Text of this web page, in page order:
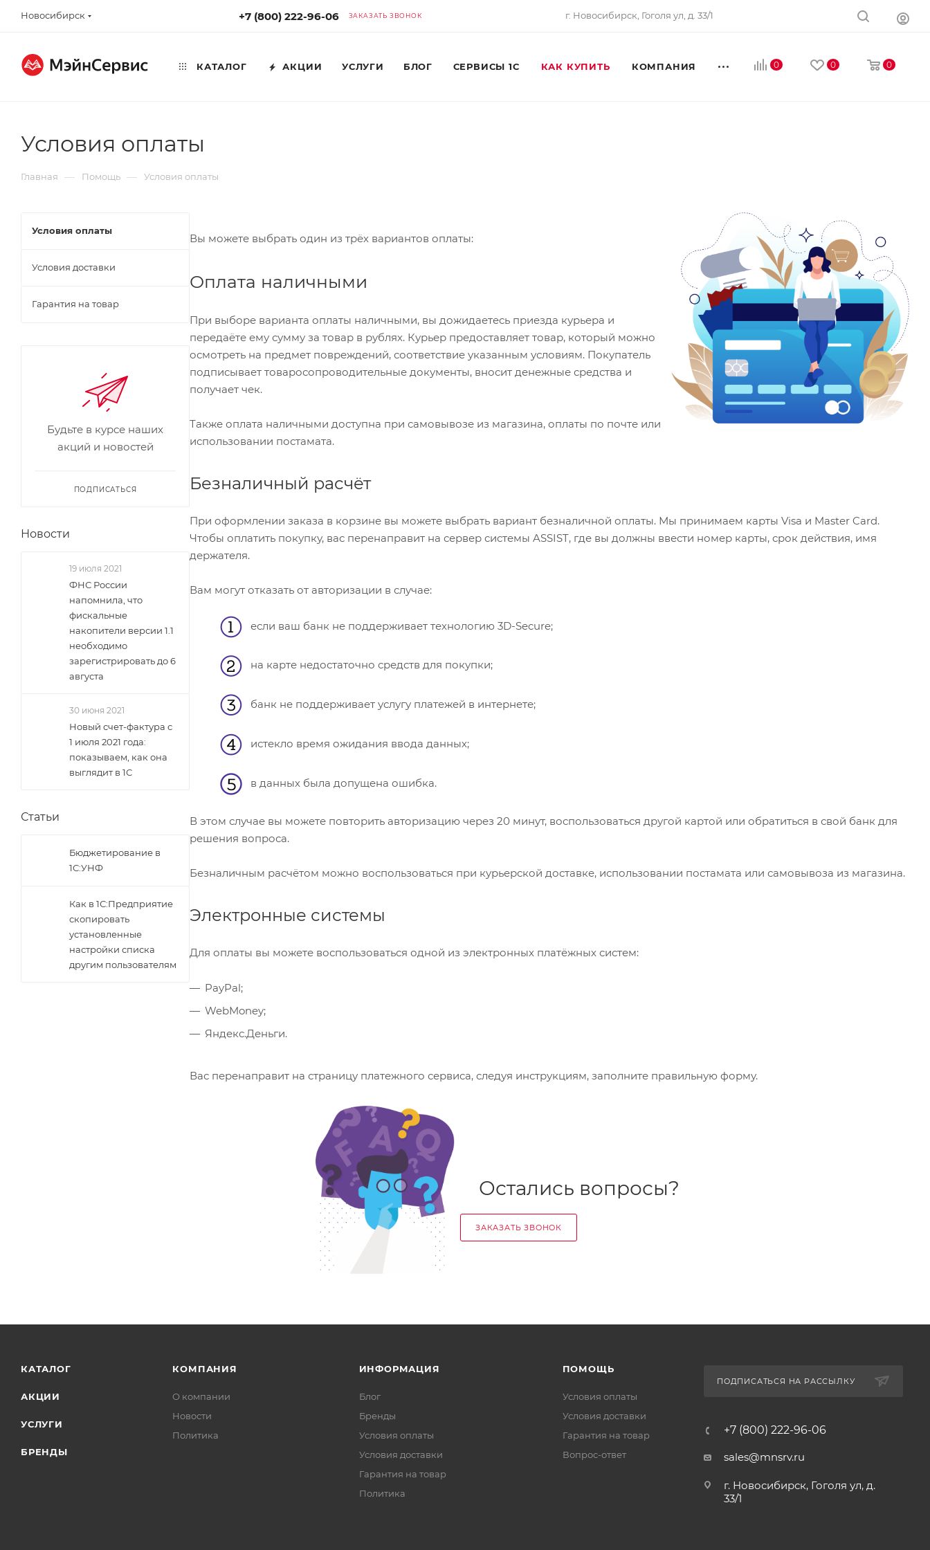
Новосибирск +7 (800) 222-96-06 ЗАКАЗАТЬ ЗВОНОК г. Новосибирск, Гоголя ул, д. 33/1
0 0 0
КАТАЛОГ АКЦИИ УСЛУГИ БЛОГ СЕРВИСЫ 1С КАК КУПИТЬ КОМПАНИЯ
Условия оплаты
Главная — Помощь — Условия оплаты
Вы можете выбрать один из трёх вариантов оплаты:
Оплата наличными
При выборе варианта оплаты наличными, вы дожидаетесь приезда курьера и
передаёте ему сумму за товар в рублях. Курьер предоставляет товар, который можно
осмотреть на предмет повреждений, соответствие указанным условиям. Покупатель
подписывает товаросопроводительные документы, вносит денежные средства и
получает чек.
Также оплата наличными доступна при самовывозе из магазина, оплаты по почте или
использовании постамата.
Безналичный расчёт
При оформлении заказа в корзине вы можете выбрать вариант безналичной оплаты. Мы принимаем карты Visa и Master Card.
Чтобы оплатить покупку, вас перенаправит на сервер системы ASSIST, где вы должны ввести номер карты, срок действия, имя
держателя.
Вам могут отказать от авторизации в случае:
если ваш банк не поддерживает технологию 3D-Secure;
на карте недостаточно средств для покупки;
банк не поддерживает услугу платежей в интернете;
истекло время ожидания ввода данных;
в данных была допущена ошибка.
В этом случае вы можете повторить авторизацию через 20 минут, воспользоваться другой картой или обратиться в свой банк для
решения вопроса.
Безналичным расчётом можно воспользоваться при курьерской доставке, использовании постамата или самовывоза из магазина.
Электронные системы
Для оплаты вы можете воспользоваться одной из электронных платёжных систем:
PayPal;
WebMoney;
Яндекс.Деньги.
Вас перенаправит на страницу платежного сервиса, следуя инструкциям, заполните правильную форму.
Остались вопросы?
ЗАКАЗАТЬ ЗВОНОК
Условия оплаты
Условия доставки
Гарантия на товар
Будьте в курсе наших
акций и новостей
ПОДПИСАТЬСЯ
Новости
19 июля 2021
ФНС России
напомнила, что
фискальные
накопители версии 1.1
необходимо
зарегистрировать до 6
августа
30 июня 2021
Новый счет-фактура с
1 июля 2021 года:
показываем, как она
выглядит в 1С
Статьи
Бюджетирование в
1С:УНФ
Как в 1С:Предприятие
скопировать
установленные
настройки списка
другим пользователям
КАТАЛОГ
АКЦИИ
УСЛУГИ
БРЕНДЫ
КОМПАНИЯ
О компании
Новости
Политика
ИНФОРМАЦИЯ
Блог
Бренды
Условия оплаты
Условия доставки
Гарантия на товар
Политика
ПОМОЩЬ
Условия оплаты
Условия доставки
Гарантия на товар
Вопрос-ответ
ПОДПИСАТЬСЯ НА РАССЫЛКУ
+7 (800) 222-96-06
sales@mnsrv.ru
г. Новосибирск, Гоголя ул, д.
33/1